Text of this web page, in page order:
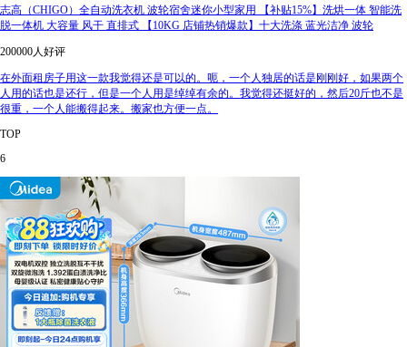
志高（CHIGO）全自动洗衣机 波轮宿舍迷你小型家用 【补贴15%】洗烘一体 智能洗
脱一体机 大容量 风干 直排式 【10KG 店铺热销爆款】十大洗涤 蓝光洁净 波轮
200000人好评
在外面租房子用这一款我觉得还是可以的。呃，一个人独居的话是刚刚好，如果两个
人用的话也是还行，但是一个人用是绰绰有余的。我觉得还挺好的，然后20斤也不是
很重，一个人能搬得起来。搬家也方便一点。
TOP
6